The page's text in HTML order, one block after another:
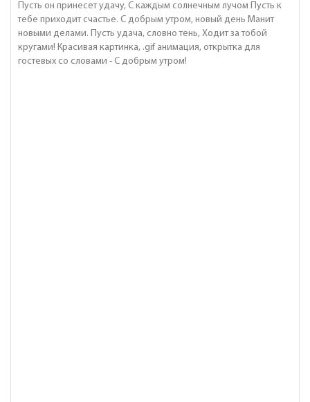
Пусть он принесет удачу, С каждым солнечным лучом Пусть к
тебе приходит счастье. С добрым утром, новый день Манит
новыми делами. Пусть удача, словно тень, Ходит за тобой
кругами! Красивая картинка, .gif анимация, открытка для
гостевых со словами - С добрым утром!